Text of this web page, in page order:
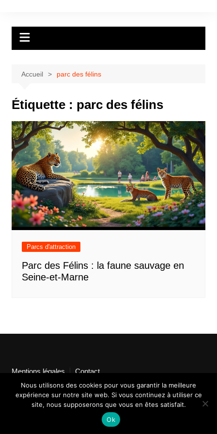
Accueil parc des félins
Étiquette : parc des félins
Parcs d'attraction
Parc des Félins : la faune sauvage en
Seine-et-Marne
Mentions légales Contact
Nous utilisons des cookies pour vous garantir la meilleure
expérience sur notre site web. Si vous continuez à utiliser ce
site, nous supposerons que vous en êtes satisfait.
Ok